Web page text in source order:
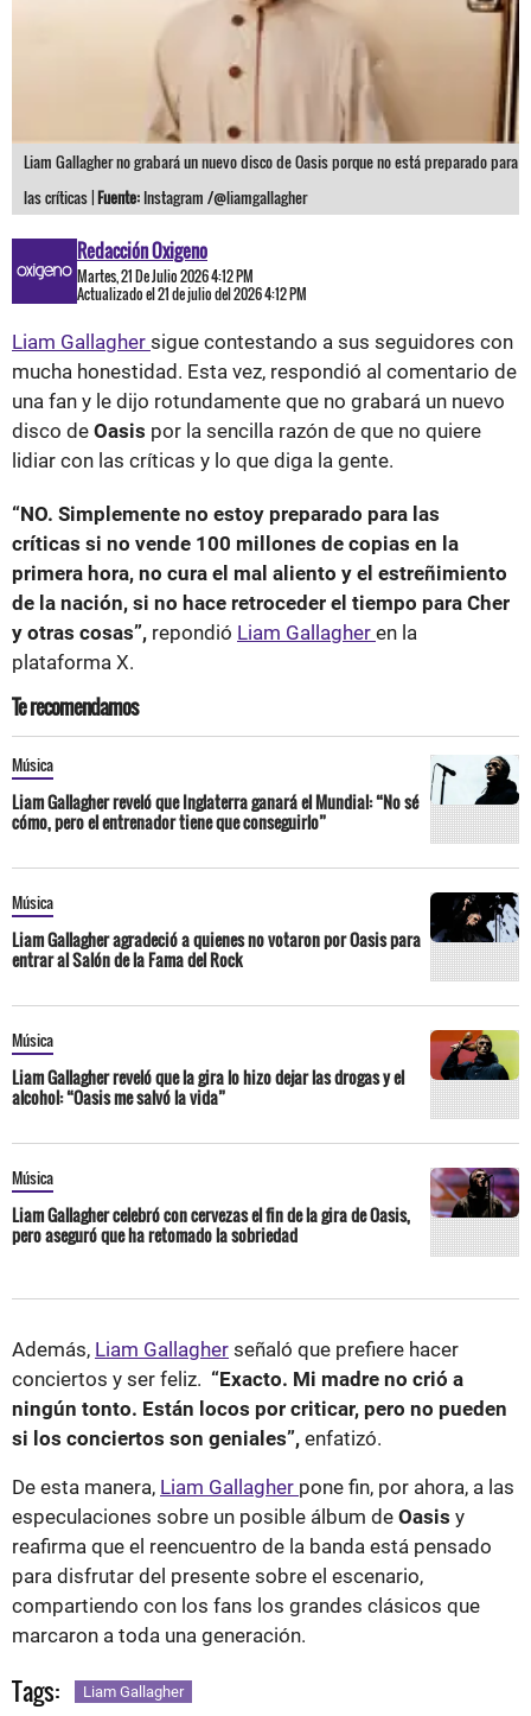
Liam Gallagher no grabará un nuevo disco de Oasis porque no está preparado para
las críticas |Fuente: Instagram /@liamgallagher
Redacción Oxigeno
Martes, 21 De Julio 2026 4:12 PM
Actualizado el 21 de julio del 2026 4:12 PM
Liam Gallagher sigue contestando a sus seguidores con
mucha honestidad. Esta vez, respondió al comentario de
una fan y le dijo rotundamente que no grabará un nuevo
disco de Oasis por la sencilla razón de que no quiere
lidiar con las críticas y lo que diga la gente.
“NO. Simplemente no estoy preparado para las
críticas si no vende 100 millones de copias en la
primera hora, no cura el mal aliento y el estreñimiento
de la nación, si no hace retroceder el tiempo para Cher
y otras cosas”, repondió Liam Gallagher en la
plataforma X.
Te recomendamos
Música
Liam Gallagher reveló que Inglaterra ganará el Mundial: “No sé
cómo, pero el entrenador tiene que conseguirlo”
Música
Liam Gallagher agradeció a quienes no votaron por Oasis para
entrar al Salón de la Fama del Rock
Música
Liam Gallagher reveló que la gira lo hizo dejar las drogas y el
alcohol: “Oasis me salvó la vida”
Música
Liam Gallagher celebró con cervezas el fin de la gira de Oasis,
pero aseguró que ha retomado la sobriedad
Además, Liam Gallagher señaló que prefiere hacer
conciertos y ser feliz. “Exacto. Mi madre no crió a
ningún tonto. Están locos por criticar, pero no pueden
si los conciertos son geniales”, enfatizó.
De esta manera, Liam Gallagher pone fin, por ahora, a las
especulaciones sobre un posible álbum de Oasis y
reafirma que el reencuentro de la banda está pensado
para disfrutar del presente sobre el escenario,
compartiendo con los fans los grandes clásicos que
marcaron a toda una generación.
Tags: Liam Gallagher